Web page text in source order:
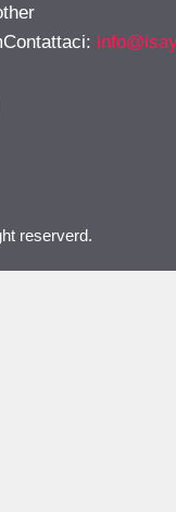
:
reserverd.